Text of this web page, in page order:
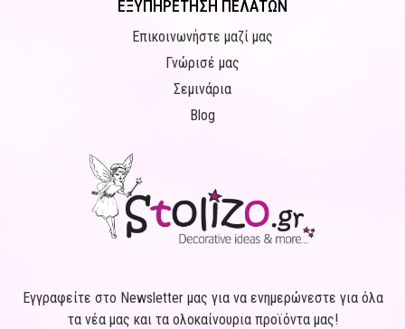
ΕΞΥΠΗΡΕΤΗΣΗ ΠΕΛΑΤΩΝ
Επικοινωνήστε μαζί μας
Γνώρισέ μας
Σεμινάρια
Blog
Εγγραφείτε στο Newsletter μας για να ενημερώνεστε για όλα
τα νέα μας και τα ολοκαίνουρια προϊόντα μας!